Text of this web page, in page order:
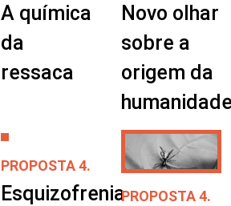
A química
da
ressaca
Novo olhar
sobre a
origem da
PROPOSTA 4.
EsquizofreniaPROPOSTA 4.